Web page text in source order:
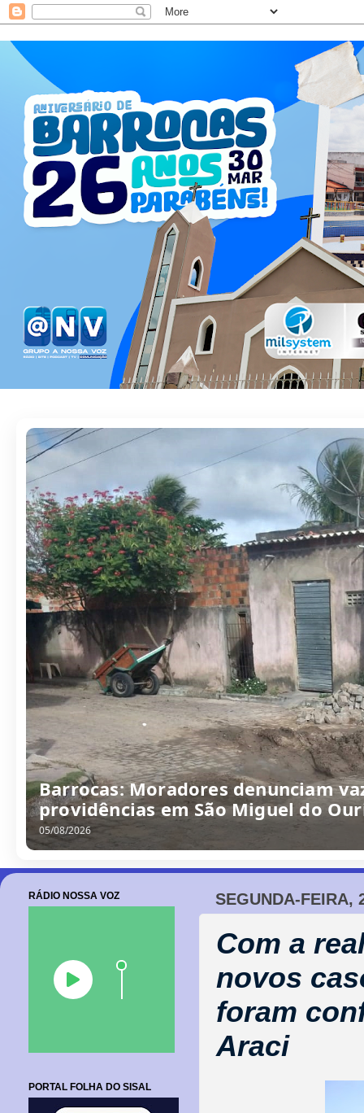
“Obra parada, ninguém
escola no Alto da Porteira em
06/08/2026
SEGUNDA-FEIRA,
Com a
novos
foram
Araci
RÁDIO NOSSA VOZ
PORTAL FOLHA DO SISAL